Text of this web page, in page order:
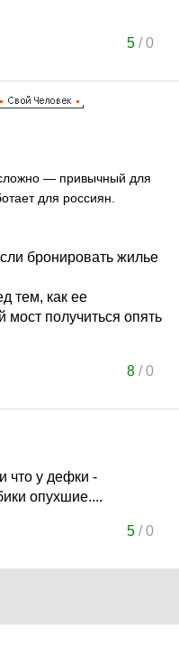
5/0
— привычный для
для россиян.
бронировать жилье
тем, как ее
мост получиться опять
8/0
что у дефки -
опухшие....
5/0